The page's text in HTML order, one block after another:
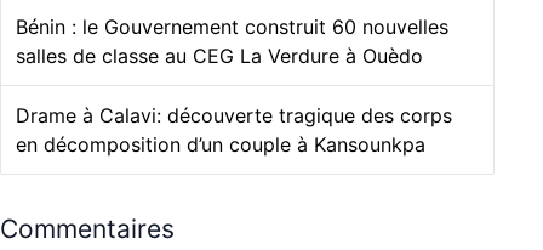
Bénin : le Gouvernement construit 60 nouvelles
salles de classe au CEG La Verdure à Ouèdo
Drame à Calavi: découverte tragique des corps
en décomposition d’un couple à Kansounkpa
Commentaires